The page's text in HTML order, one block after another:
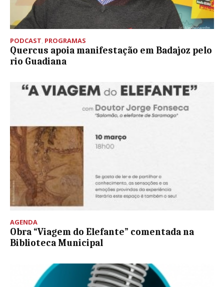
PODCAST, PROGRAMAS
Quercus apoia manifestação em Badajoz pelo
rio Guadiana
AGENDA
Obra “Viagem do Elefante” comentada na
Biblioteca Municipal